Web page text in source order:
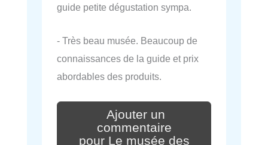
guide petite dégustation sympa.
- Très beau musée. Beaucoup de
connaissances de la guide et prix
abordables des produits.
Ajouter un
commentaire
pour Le musée des